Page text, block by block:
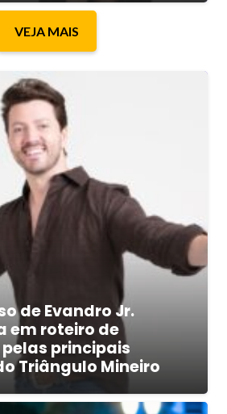
VEJA MAIS
de Evandro Jr.
em roteiro de
principais
Triângulo Mineiro